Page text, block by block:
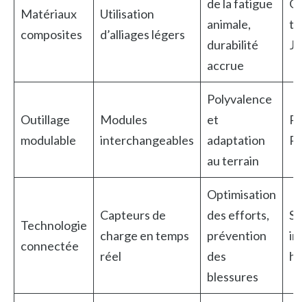
Matériaux
composites
Utilisation
d’alliages légers
de la fatigue
animale,
durabilité
accrue
Outillage
modulable
Modules
interchangeables
Polyvalence
et
adaptation
au terrain
Technologie
connectée
Capteurs de
charge en temps
réel
Optimisation
des efforts,
prévention
des
blessures